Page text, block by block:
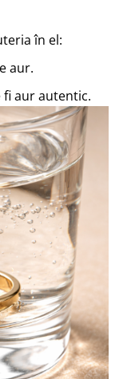
în el:
aur.
aur autentic.